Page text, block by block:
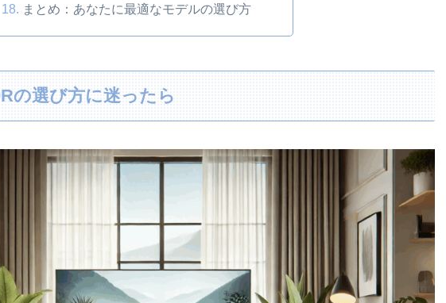
まとめ：あなたに最適なモデルの選び方
の選び方に迷ったら